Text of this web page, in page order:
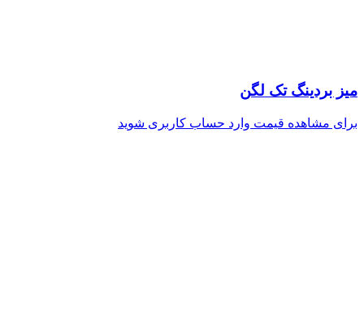
میز بردینگ تک لگن
برای مشاهده قیمت وارد حساب کاربری شوید